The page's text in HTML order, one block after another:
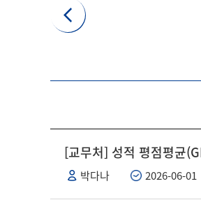
[교무처] 성적 평점평균
박다나 2026-06-01